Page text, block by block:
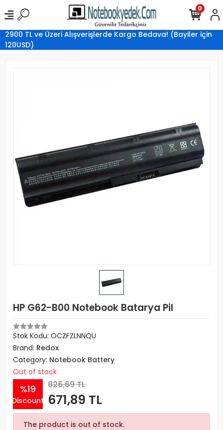
2900 TL ve Üzeri Alışverişlerde Kargo Bedava! (Bayiler için
120USD)
0
HP G62-B00 Notebook Batarya Pil
Stok Kodu: OCZFZLNNQU
Brand: Redox
Category: Notebook Battery
Out of stock
%19
Discount
826,69 TL
671,89 TL
The product is out of stock.